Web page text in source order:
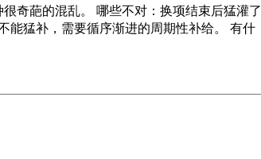
奇葩的混乱。 哪些不对：换项结束后猛灌了
能猛补，需要循序渐进的周期性补给。 有什